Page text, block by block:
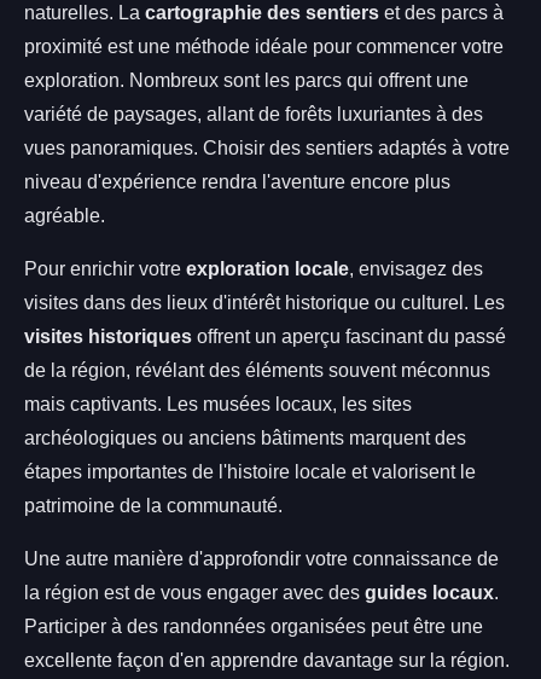
naturelles. La cartographie des sentiers et des parcs à
proximité est une méthode idéale pour commencer votre
exploration. Nombreux sont les parcs qui offrent une
variété de paysages, allant de forêts luxuriantes à des
vues panoramiques. Choisir des sentiers adaptés à votre
niveau d'expérience rendra l'aventure encore plus
agréable.
Pour enrichir votre exploration locale, envisagez des
visites dans des lieux d'intérêt historique ou culturel. Les
visites historiques offrent un aperçu fascinant du passé
de la région, révélant des éléments souvent méconnus
mais captivants. Les musées locaux, les sites
archéologiques ou anciens bâtiments marquent des
étapes importantes de l'histoire locale et valorisent le
patrimoine de la communauté.
Une autre manière d'approfondir votre connaissance de
la région est de vous engager avec des guides locaux.
Participer à des randonnées organisées peut être une
excellente façon d'en apprendre davantage sur la région.